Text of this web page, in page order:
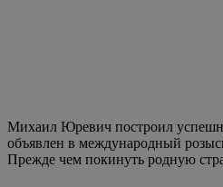
Михаил Юревич построил
объявлен в международный
Прежде чем покинуть родную